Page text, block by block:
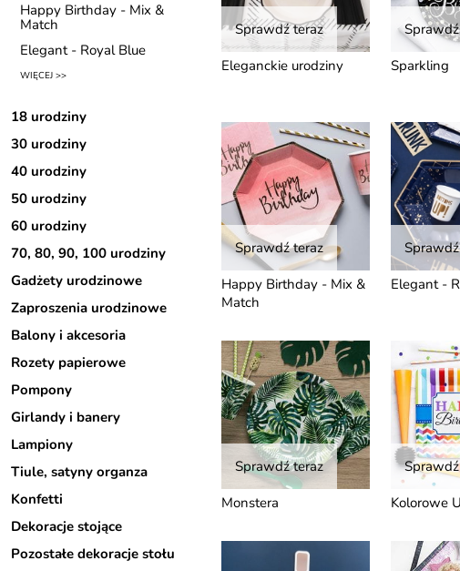
Sprawdź teraz
Eleganckie urodziny
Sparkling
Sprawdź teraz
Happy Birthday - Mix &
Match
Elegant -
Sprawdź teraz
Monstera
Kolorowe
Happy Birthday - Mix &
Match
Elegant - Royal Blue
WIĘCEJ >>
18 urodziny
30 urodziny
40 urodziny
50 urodziny
60 urodziny
70, 80, 90, 100 urodziny
Gadżety urodzinowe
Zaproszenia urodzinowe
Balony i akcesoria
Rozety papierowe
Pompony
Girlandy i banery
Lampiony
Tiule, satyny organza
Konfetti
Dekoracje stojące
Pozostałe dekoracje stołu